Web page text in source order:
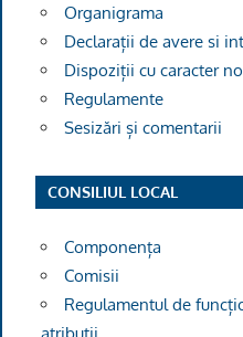
Organigrama
Declarații de avere si
Dispoziții cu caracter
Regulamente
Sesizări și comentarii
CONSILIUL LOCAL
Componența
Comisii
Regulamentul de